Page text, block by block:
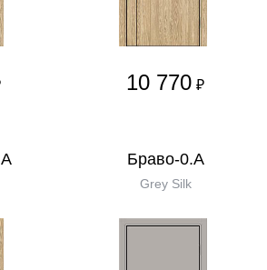
10 770 ₽
Браво-0.А
Grey Silk